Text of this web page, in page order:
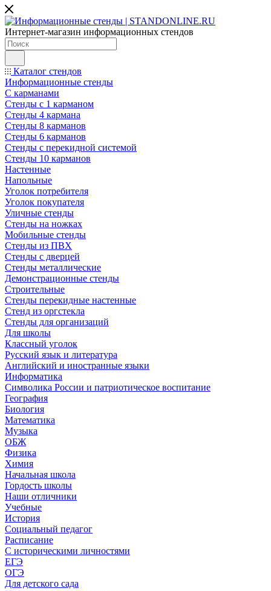
Интернет-магазин информационных стендов
Каталог стендов
Информационные стенды
С карманами
Стенды с 1 карманом
Стенды 4 кармана
Стенды 8 карманов
Стенды 6 карманов
Стенды с перекидной системой
Стенды 10 карманов
Настенные
Напольные
Уголок потребителя
Уголок покупателя
Уличные стенды
Стенды на ножках
Мобильные стенды
Стенды из ПВХ
Стенды с дверцей
Стенды металлические
Демонстрационные стенды
Строительные
Стенды перекидные настенные
Стенд из оргстекла
Стенды для организаций
Для школы
Классный уголок
Русский язык и литература
Английский и иностранные языки
Информатика
Символика России и патриотическое воспитание
География
Биология
Математика
Музыка
ОБЖ
Физика
Химия
Начальная школа
Гордость школы
Наши отличники
Учебные
История
Социальный педагог
Расписание
С историческими личностями
ЕГЭ
ОГЭ
Для детского сада